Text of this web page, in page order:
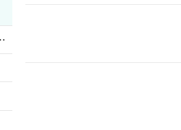
가 틀렸습니다"